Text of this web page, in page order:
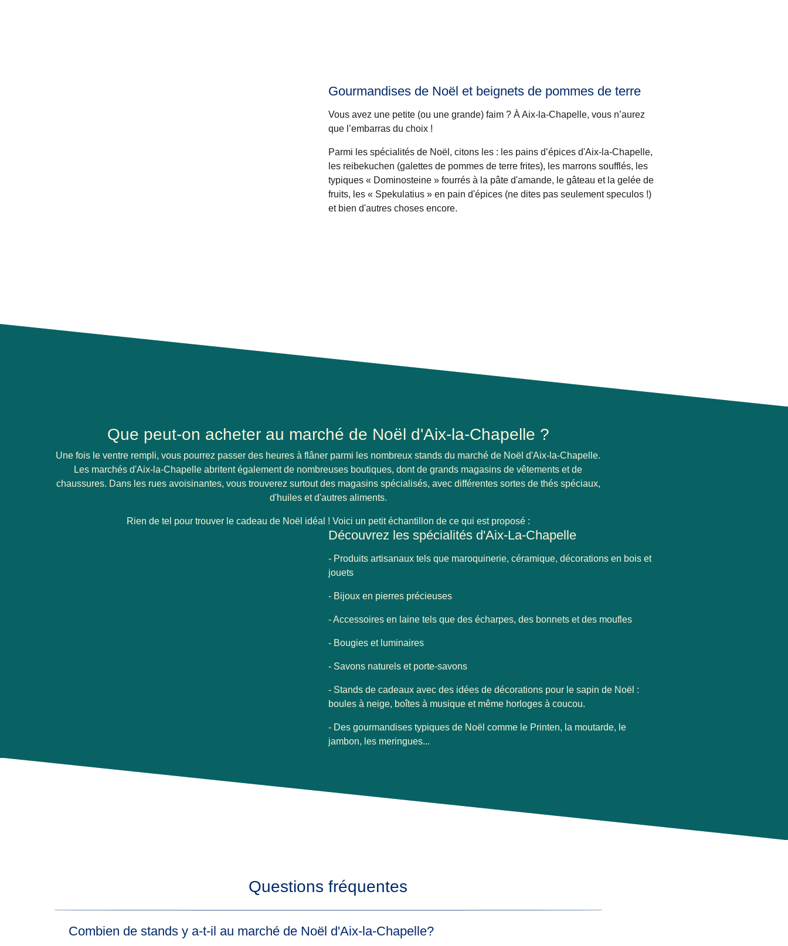
Gourmandises de Noël et beignets de pommes de terre
Vous avez une petite (ou une grande) faim ? À Aix-la-Chapelle, vous n’aurez
que l’embarras du choix !
Parmi les spécialités de Noël, citons les : les pains d’épices d'Aix-la-Chapelle,
les reibekuchen (galettes de pommes de terre frites), les marrons soufflés, les
typiques « Dominosteine » fourrés à la pâte d'amande, le gâteau et la gelée de
fruits, les « Spekulatius » en pain d'épices (ne dites pas seulement speculos !)
et bien d'autres choses encore.
Que peut-on acheter au marché de Noël d'Aix-la-Chapelle ?
Une fois le ventre rempli, vous pourrez passer des heures à flâner parmi les nombreuxstands du marché de Noël d'Aix-la-Chapelle.
Les marchés d'Aix-la-Chapelle abritent également de nombreuses boutiques, dont de grands magasins de vêtements et de
chaussures. Dans les rues avoisinantes, vous trouverez surtout des magasins spécialisés, avec différentes sortes de thés spéciaux,
d'huiles et d'autres aliments.
Rien de tel pour trouver le cadeau de Noël idéal ! Voici un petit échantillon de ce qui est proposé :
Découvrez les spécialités d'Aix-La-Chapelle
- Produits artisanaux tels que maroquinerie, céramique, décorations en bois et
jouets
- Bijoux en pierres précieuses
- Accessoires en laine tels que des écharpes, des bonnets et des moufles
- Bougies et luminaires
- Savons naturels et porte-savons
- Stands de cadeaux avec des idées de décorations pour le sapin de Noël :
boules à neige, boîtes à musique et même horloges à coucou.
- Des gourmandises typiques de Noël comme le Printen, la moutarde, le
jambon, les meringues...
Questions fréquentes
Combien de stands y a-t-il au marché de Noël d'Aix-la-Chapelle?